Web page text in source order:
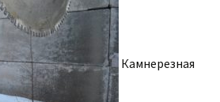
Камнерезная